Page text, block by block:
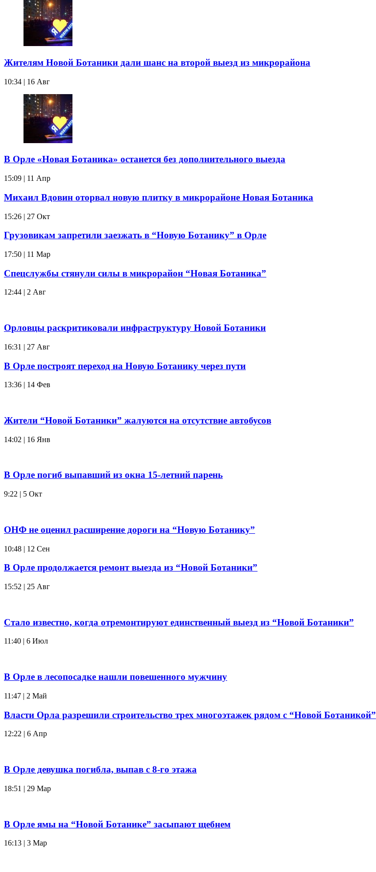
Жителям Новой Ботаники дали шанс на второй выезд из микрорайона
10:34 | 16 Авг
В Орле «Новая Ботаника» останется без дополнительного выезда
15:09 | 11 Апр
Михаил Вдовин оторвал новую плитку в микрорайоне Новая Ботаника
15:26 | 27 Окт
Грузовикам запретили заезжать в “Новую Ботанику” в Орле
17:50 | 11 Мар
Спецслужбы стянули силы в микрорайон “Новая Ботаника”
12:44 | 2 Авг
Орловцы раскритиковали инфраструктуру Новой Ботаники
16:31 | 27 Авг
В Орле построят переход на Новую Ботанику через пути
13:36 | 14 Фев
Жители “Новой Ботаники” жалуются на отсутствие автобусов
14:02 | 16 Янв
В Орле погиб выпавший из окна 15-летний парень
9:22 | 5 Окт
ОНФ не оценил расширение дороги на “Новую Ботанику”
10:48 | 12 Сен
В Орле продолжается ремонт выезда из “Новой Ботаники”
15:52 | 25 Авг
Стало известно, когда отремонтируют единственный выезд из “Новой Ботаники”
11:40 | 6 Июл
В Орле в лесопосадке нашли повешенного мужчину
11:47 | 2 Май
Власти Орла разрешили строительство трех многоэтажек рядом с “Новой Ботаникой”
12:22 | 6 Апр
В Орле девушка погибла, выпав с 8-го этажа
18:51 | 29 Мар
В Орле ямы на “Новой Ботанике” засыпают щебнем
16:13 | 3 Мар